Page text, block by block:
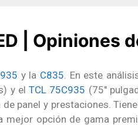
| Opiniones
y la C835. En este
y elTCL 75C935 (75″
panel y prestaciones.
mejor opción de gama